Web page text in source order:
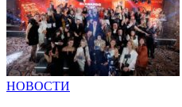
НОВОСТИ